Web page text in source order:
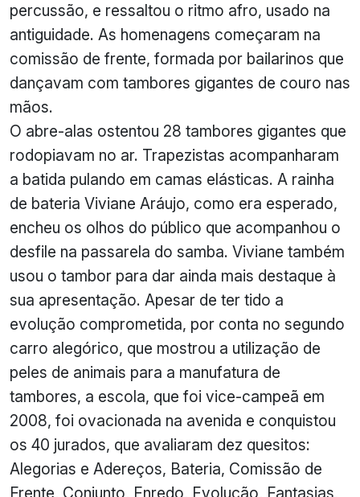
percussão, e ressaltou o ritmo afro, usado na
antiguidade. As homenagens começaram na
comissão de frente, formada por bailarinos que
dançavam com tambores gigantes de couro nas
mãos.
O abre-alas ostentou 28 tambores gigantes que
rodopiavam no ar. Trapezistas acompanharam
a batida pulando em camas elásticas. A rainha
de bateria Viviane Aráujo, como era esperado,
encheu os olhos do público que acompanhou o
desfile na passarela do samba. Viviane também
usou o tambor para dar ainda mais destaque à
sua apresentação. Apesar de ter tido a
evolução comprometida, por conta no segundo
carro alegórico, que mostrou a utilização de
peles de animais para a manufatura de
tambores, a escola, que foi vice-campeã em
2008, foi ovacionada na avenida e conquistou
os 40 jurados, que avaliaram dez quesitos:
Alegorias e Adereços, Bateria, Comissão de
Frente, Conjunto, Enredo, Evolução, Fantasias,